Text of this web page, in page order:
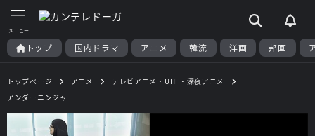
トップ 国内ドラマ アニメ 韓流 洋画 邦画
トップページ アニメ
テレビアニメ・UHF・深夜アニメ
アンダーニンジャ